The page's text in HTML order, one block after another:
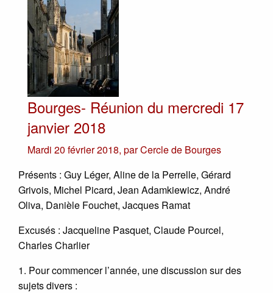
Bourges- Réunion du mercredi 17
janvier 2018
Mardi 20 février 2018, parCercle de Bourges
Présents : Guy Léger, Aline de la Perrelle, Gérard
Grivois, Michel Picard, Jean Adamkiewicz, André
Oliva, Danièle Fouchet, Jacques Ramat
Excusés : Jacqueline Pasquet, Claude Pourcel,
Charles Charlier
1. Pour commencer l’année, une discussion sur des
sujets divers :